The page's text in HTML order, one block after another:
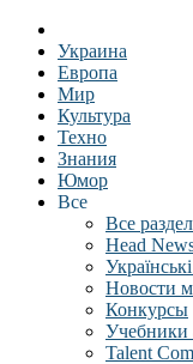
Украина
Европа
Мир
Культура
Техно
Знания
Юмор
Все
Все
Head
Новости
Конкурсы
Учебники
Talent